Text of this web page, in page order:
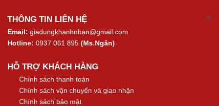
THÔNG TIN LIÊN HỆ
Email: giadungkhanhnhan@gmail.com
Hotline: 0937 061 895 (Ms.Ngân)
HỖ TRỢ KHÁCH HÀNG
Chính sách thanh toán
Chính sách vận chuyển và giao nhận
Chính sách bảo mật